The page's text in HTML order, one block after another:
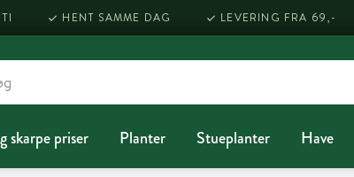
HENT SAMME DAG LEVERING FRA 69,-
skarpe priser Planter Stueplanter Have